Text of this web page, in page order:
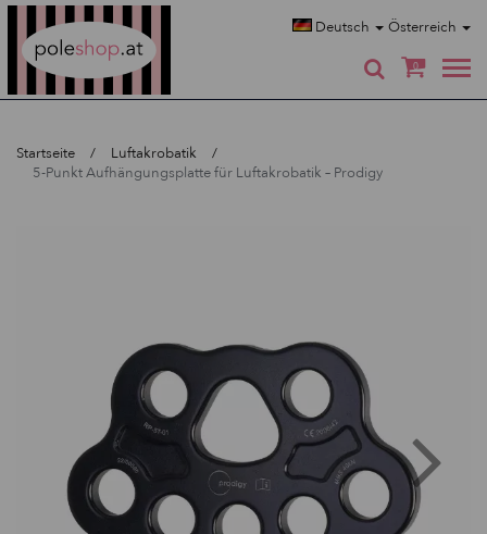
Deutsch Österreich
0
Startseite
Luftakrobatik
5-Punkt Aufhängungsplatte für Luftakrobatik – Prodigy